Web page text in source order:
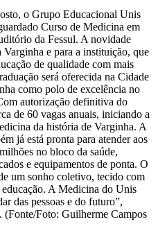
o Grupo Educacional Unis
Curso de Medicina em
da Fessul. A novidade
e para a instituição, que
de qualidade com mais
será oferecida na Cidade
como polo de excelência no
autorização definitiva do
de 60 vagas anuais, iniciando a
da história de Varginha. A
já está pronta para atender aos
no bloco da saúde,
e equipamentos de ponta. O
um sonho coletivo, tecido com
A Medicina do Unis
das pessoas e do futuro”,
(Fonte/Foto: Guilherme Campos